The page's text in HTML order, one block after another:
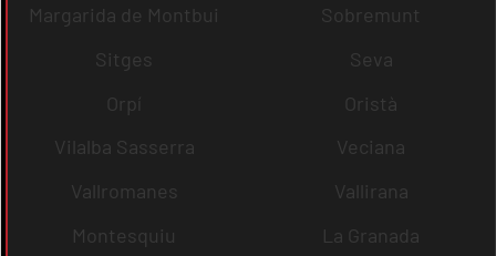
Margarida de Montbui
Sobremunt
Sitges
Seva
Orpí
Oristà
Vilalba Sasserra
Veciana
Vallromanes
Vallirana
Montesquiu
La Granada